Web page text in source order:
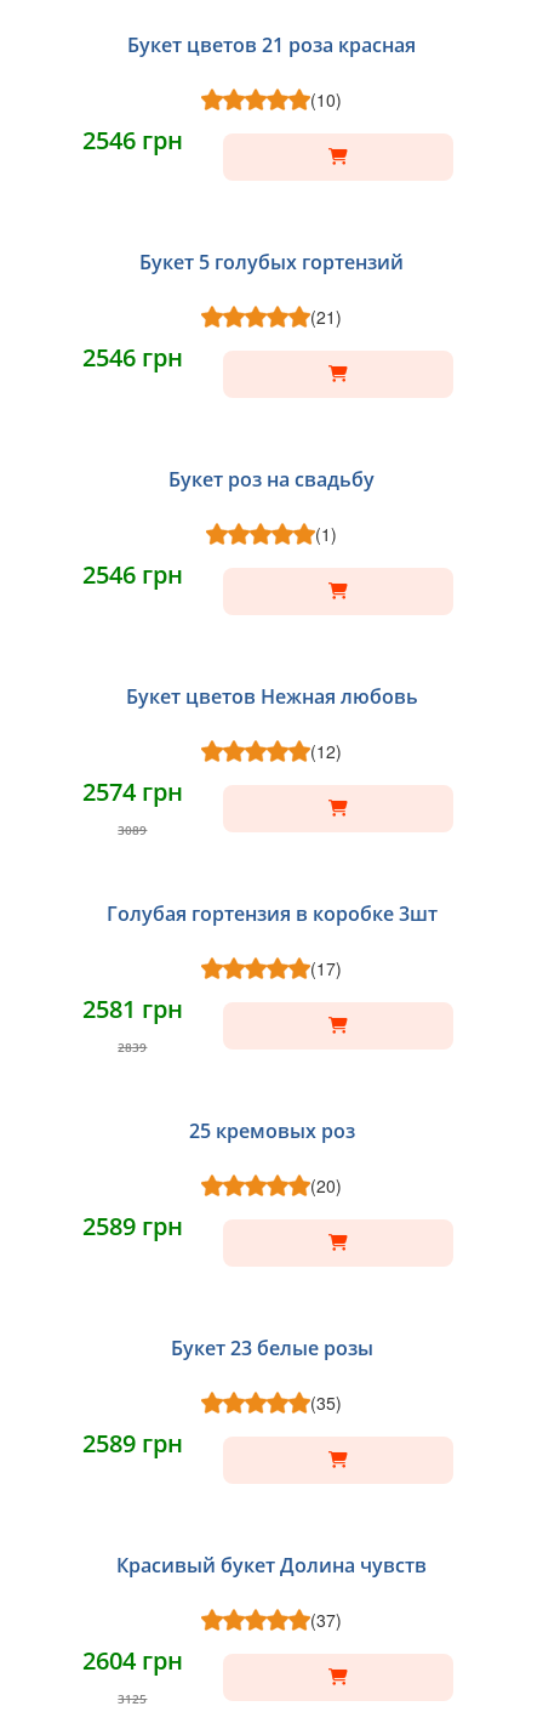
Букет цветов 21 роза красная
(10)
2546 грн
Букет 5 голубых гортензий
(21)
2546 грн
Букет роз на свадьбу
(1)
2546 грн
Букет цветов Нежная любовь
(12)
2574 грн
3089
Голубая гортензия в коробке 3шт
(17)
2581 грн
2839
25 кремовых роз
(20)
2589 грн
Букет 23 белые розы
(35)
2589 грн
Красивый букет Долина чувств
(37)
2604 грн
3125